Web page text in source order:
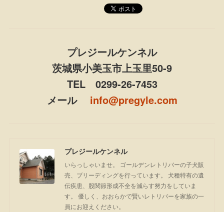
プレジールケンネル
茨城県小美玉市上玉里50-9
TEL 0299-26-7453
メール info@pregyle.com
プレジールケンネル
いらっしゃいませ。 ゴールデンレトリバーの子犬販
売、ブリーディングを行っています。 犬種特有の遺
伝疾患、股関節形成不全を減らす努力をしていま
す。 優しく、おおらかで賢いレトリバーを家族の一
員にお迎えください。